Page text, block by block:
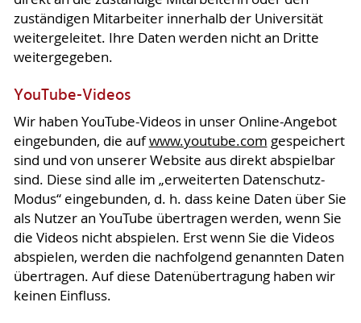
zuständigen Mitarbeiter innerhalb der Universität
weitergeleitet. Ihre Daten werden nicht an Dritte
weitergegeben.
YouTube-Videos
Wir haben YouTube-Videos in unser Online-Angebot
eingebunden, die aufwww.youtube.com gespeichert
sind und von unserer Website aus direkt abspielbar
sind. Diese sind alle im „erweiterten Datenschutz-
Modus“ eingebunden, d. h. dass keine Daten über Sie
als Nutzer an YouTube übertragen werden, wenn Sie
die Videos nicht abspielen. Erst wenn Sie die Videos
abspielen, werden die nachfolgend genannten Daten
übertragen. Auf diese Datenübertragung haben wir
keinen Einfluss.